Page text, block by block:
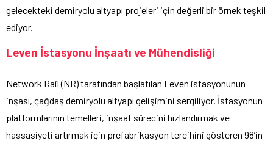
gelecekteki demiryolu altyapı projeleri için değerli bir örnek teşkil
ediyor.
Leven İstasyonu İnşaatı ve Mühendisliği
Network Rail (NR) tarafından başlatılan Leven istasyonunun
inşası, çağdaş demiryolu altyapı gelişimini sergiliyor. İstasyonun
platformlarının temelleri, inşaat sürecini hızlandırmak ve
hassasiyeti artırmak için prefabrikasyon tercihini gösteren 98’in